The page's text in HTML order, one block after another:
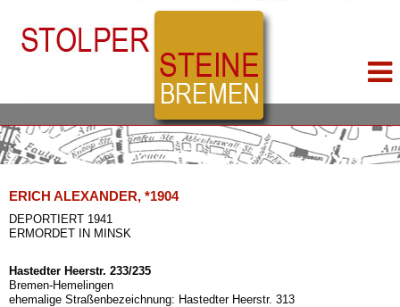
ERICH ALEXANDER, *1904
DEPORTIERT 1941
ERMORDET IN MINSK
Hastedter Heerstr. 233/235
Bremen-Hemelingen
ehemalige Straßenbezeichnung: Hastedter Heerstr. 313